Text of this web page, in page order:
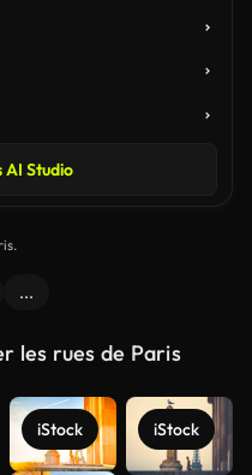
AI Studio
...
les rues de Paris
iStock iStock